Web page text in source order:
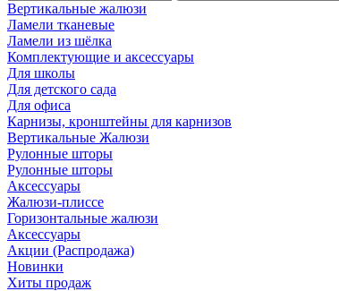
Вертикальные жалюзи
Ламели тканевые
Ламели из шёлка
Комплектующие и аксессуары
Для школы
Для детского сада
Для офиса
Карнизы, кронштейны для карнизов
Вертикальные Жалюзи
Рулонные шторы
Рулонные шторы
Аксессуары
Жалюзи-плиссе
Горизонтальные жалюзи
Аксессуары
Акции (Распродажа)
Новинки
Хиты продаж